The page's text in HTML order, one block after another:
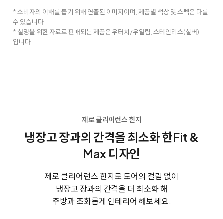
* 소비자의 이해를 돕기 위해 연출된 이미지이며, 제품별 색상 및 스펙은 다를
수 있습니다.
* 설명을 위한 자료로 판매되는 제품은 우터치/우열림, 스테인리스(실버)
입니다.
제로 클리어런스 힌지
냉장고 장과의 간격을 최소화 한Fit &
Max 디자인
제로 클리어런스 힌지로 도어의 걸림 없이
냉장고 장과의 간격을 더 최소화 해
주방과 조화롭게 인테리어 해보세요.